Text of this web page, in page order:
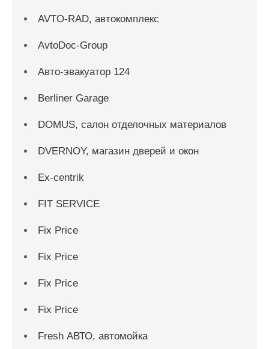
AVTO-RAD, автокомплекс
AvtoDoc-Group
Aвто-эвакуатор 124
Berliner Garage
DOMUS, салон отделочных материалов
DVERNOY, магазин дверей и окон
Ex-centrik
FIT SERVICE
Fix Price
Fix Price
Fix Price
Fix Price
Fresh АВТО, автомойка